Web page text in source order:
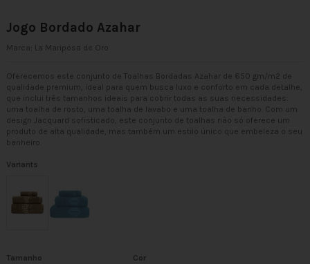
Jogo Bordado Azahar
Marca: La Mariposa de Oro
Oferecemos este conjunto de Toalhas Bordadas Azahar de 650 gm/m2 de
qualidade premium, ideal para quem busca luxo e conforto em cada detalhe,
que inclui três tamanhos ideais para cobrir todas as suas necessidades:
uma toalha de rosto, uma toalha de lavabo e uma toalha de banho. Com um
design Jacquard sofisticado, este conjunto de toalhas não só oferece um
produto de alta qualidade, mas também um estilo único que embeleza o seu
banheiro.
Variants
Tamanho
Cor